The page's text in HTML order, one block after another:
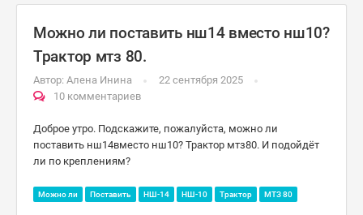
Можно ли поставить нш14 вместо нш10?
Трактор мтз 80.
Автор: Алена Инина
22 сентября 2025
10 комментариев
Доброе утро. Подскажите, пожалуйста, можно ли
поставить нш14вместо нш10? Трактор мтз80. И подойдёт
ли по креплениям?
Можно ли Поставить НШ-14 НШ-10 Трактор МТЗ 80